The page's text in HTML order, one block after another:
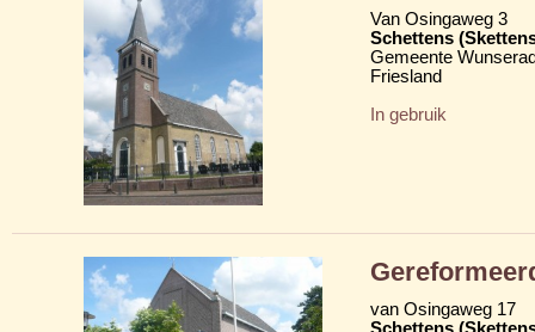
Van Osingaweg 3
Schettens
Gemeente
Friesland
In gebruik
van Osingaweg 17
Schettens